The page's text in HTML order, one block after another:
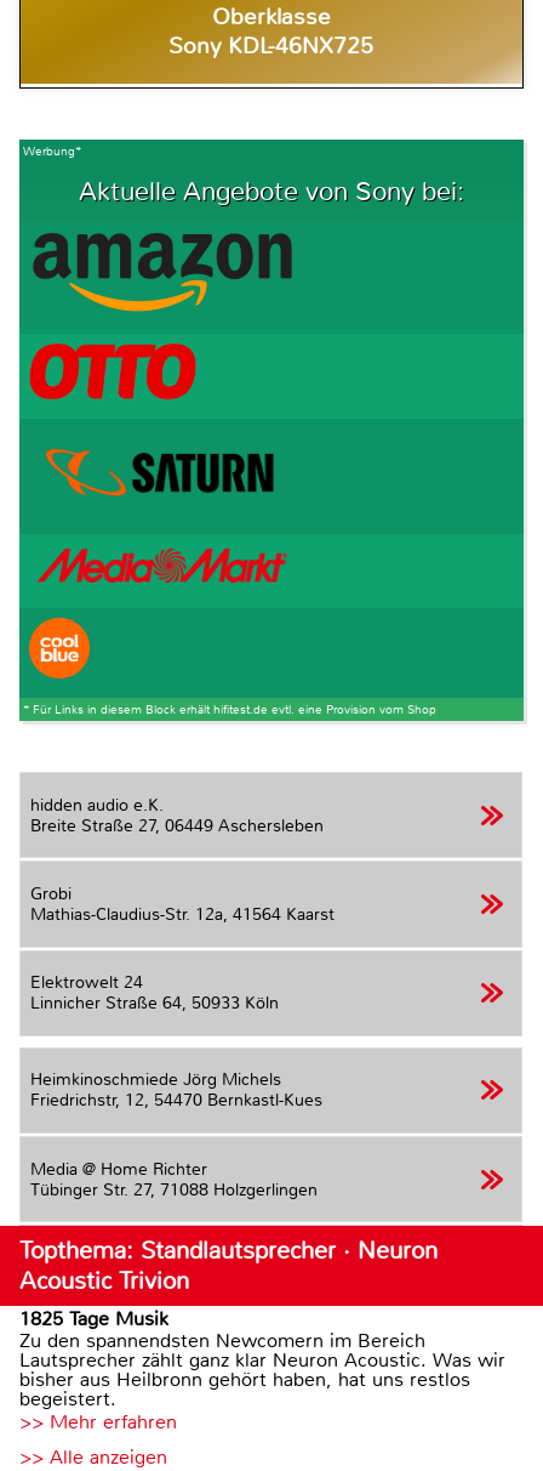
Oberklasse
Sony KDL-46NX725
Werbung*
Aktuelle Angebote von Sony bei:
* Für Links in diesem Block erhält hifitest.de evtl. eine Provision vom Shop
hidden audio e.K.
Breite Straße 27, 06449 Aschersleben
Grobi
Mathias-Claudius-Str. 12a, 41564 Kaarst
Elektrowelt 24
Linnicher Straße 64, 50933 Köln
Heimkinoschmiede Jörg Michels
Friedrichstr, 12, 54470 Bernkastl-Kues
Media @ Home Richter
Tübinger Str. 27, 71088 Holzgerlingen
Topthema: Standlautsprecher · Neuron
Acoustic Trivion
1825 Tage Musik
Zu den spannendsten Newcomern im Bereich
Lautsprecher zählt ganz klar Neuron Acoustic. Was wir
bisher aus Heilbronn gehört haben, hat uns restlos
begeistert.
>> Mehr erfahren
>> Alle anzeigen